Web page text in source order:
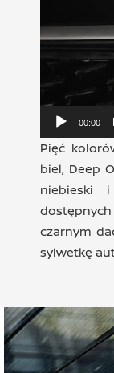
00:00
Pięć
biel, Deep
niebieski
czarnym
sylwetkę